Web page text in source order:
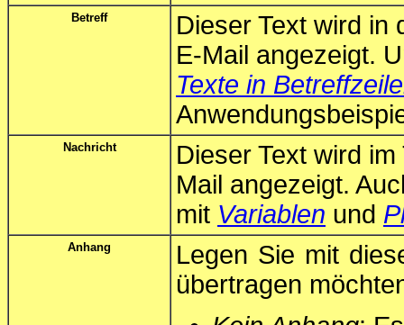
Betreff
Dieser Text wird in
E-Mail angezeigt.
Texte in
Nachricht
Dieser Text wird
Mail angezeigt.
mit Variablen und
Anhang
Legen Sie mit
übertragen